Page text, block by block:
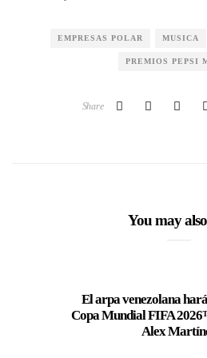
EMPRESAS POLAR MUSICA
PREMIOS PEPSI
Share
You may
El arpa venezolana
Copa Mundial FIFA
Alex